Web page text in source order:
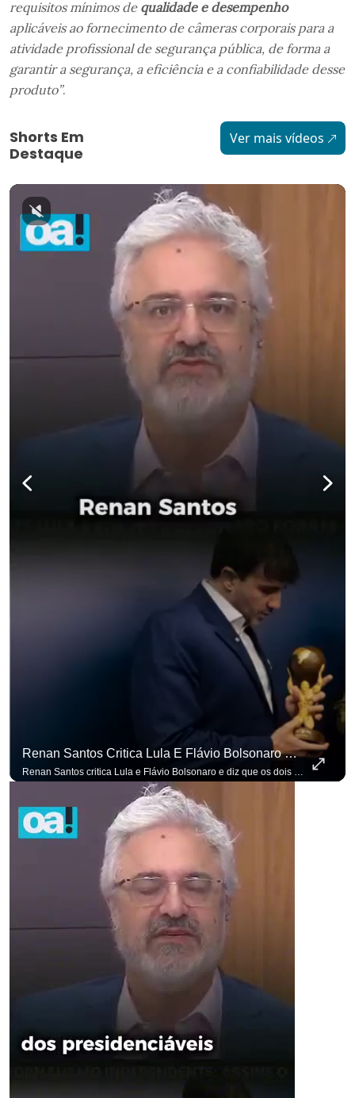
requisitos mínimos de qualidade e desempenho
aplicáveis ao fornecimento de câmeras corporais para a
atividade profissional de segurança pública, de forma a
garantir a segurança, a eficiência e a confiabilidade desse
produto”.
Shorts Em
Destaque
Ver mais vídeos
Renan Santos Critica Lula E Flávio Bolsonaro E Diz Que Os Dois São Lados Da Mesma Moeda.
Renan Santos critica Lula e Flávio Bolsonaro e diz que os dois são lados da mesma moeda. #OAntagonista Se você busca informação com credibilidade, inscreva-se agora e ative o